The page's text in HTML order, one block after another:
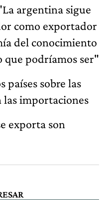
argentina sigue
como exportador
del conocimiento
que podríamos ser"
países sobre las
las importaciones
exporta son